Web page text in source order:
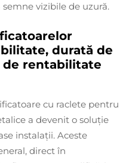
vizibile de uzură.
durată de
de rentabilitate
cu raclete pentru
a devenit o soluție
instalații. Aceste
direct în